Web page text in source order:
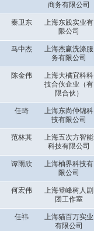
商务有限公司
秦卫东
上海东践实业有
限公司
马中杰
上海杰赢洗涤服
务有限公司
陈金伟
上海大橘宜科科
技合伙企业（有
限合伙）
任琦
上海东尚仲锦科
技有限公司
范林其
上海五次方智能
科技有限公司
谭雨欣
上海柚界科技有
限公司
何宏伟
上海登峰树人剧
团工作室
任祎
上海猫百万实业
有限公司